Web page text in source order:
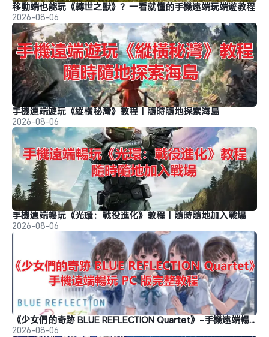
移動端也能玩《轉世之獸》？一看就懂的手機遠端玩端遊教程
2026-08-06
手機遠端遊玩《縱橫秘灣》教程｜隨時隨地探索海島
2026-08-06
手機遠端暢玩《光環：戰役進化》教程｜隨時隨地加入戰場
2026-08-06
《少女們的奇跡 BLUE REFLECTION Quartet》-手機遠端暢玩教程
2026-08-06